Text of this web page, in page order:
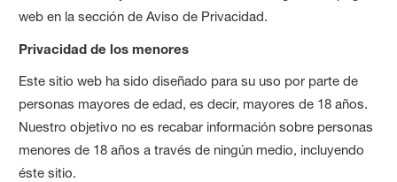
web en la sección de Aviso de Privacidad.
Privacidad de los menores
Este sitio web ha sido diseñado para su uso por parte de
personas mayores de edad, es decir, mayores de 18 años.
Nuestro objetivo no es recabar información sobre personas
menores de 18 años a través de ningún medio, incluyendo
éste sitio.